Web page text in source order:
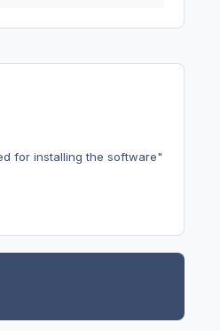
for installing the software"